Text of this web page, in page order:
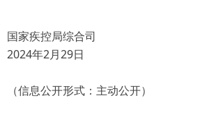
国家疾控局综合司
2024年2月29日
（信息公开形式：主动公开）